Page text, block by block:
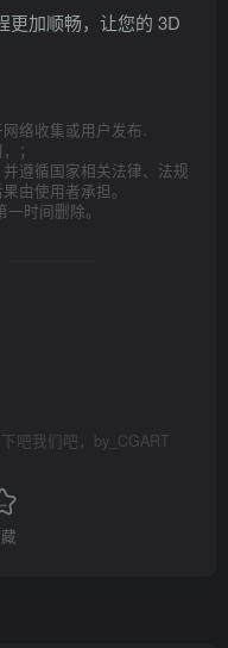
更加顺畅，让您的 3D
络收集或用户发布.
；
遵循国家相关法律、法规
由使用者承担。
时间删除。
吧我们吧，by_CGART